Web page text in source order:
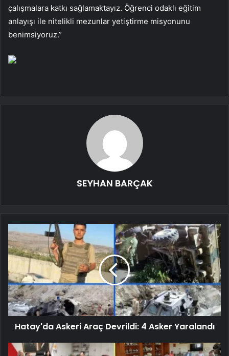
çalışmalara katkı sağlamaktayız. Öğrenci odaklı eğitim
anlayışı ile nitelikli mezunlar yetiştirme misyonunu
benimsiyoruz.”
SEYHAN BARÇAK
Hatay'da Askeri Araç Devrildi: 4 Asker Yaralandı